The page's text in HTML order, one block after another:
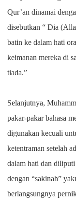
Qur’an dinamai
disebutkan “ Dia
batin ke dalam hati
keimanan mereka di
tiada.”
Selanjutnya,
pakar-pakar bahasa
digunakan kecuali
ketentraman setelah
dalam hati dan
dengan “sakinah”
berlangsungnya